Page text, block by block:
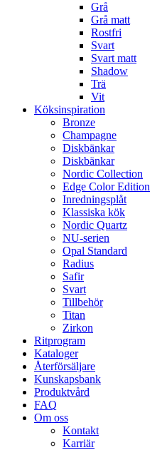
Grå
Grå matt
Rostfri
Svart
Svart matt
Shadow
Trä
Vit
Köksinspiration
Bronze
Champagne
Diskbänkar
Diskbänkar
Nordic Collection
Edge Color Edition
Inredningsplåt
Klassiska kök
Nordic Quartz
NU-serien
Opal Standard
Radius
Safir
Svart
Tillbehör
Titan
Zirkon
Ritprogram
Kataloger
Återförsäljare
Kunskapsbank
Produktvård
FAQ
Om oss
Kontakt
Karriär